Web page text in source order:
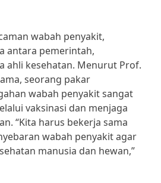
wabah penyakit,
antara pemerintah,
ahli kesehatan. Menurut Prof.
seorang pakar
wabah penyakit sangat
vaksinasi dan menjaga
“Kita harus bekerja sama
wabah penyakit agar
manusia dan hewan,”